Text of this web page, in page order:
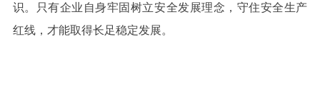
识。只有企业自身牢固树立安全发展理念，守住安全生产
红线，才能取得长足稳定发展。